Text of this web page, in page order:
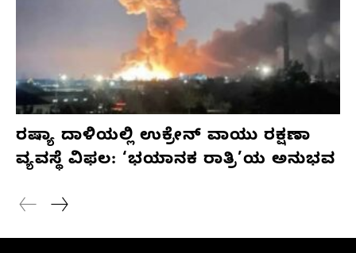
ರಷ್ಯಾ ದಾಳಿಯಲ್ಲಿ ಉಕ್ರೇನ್ ವಾಯು ರಕ್ಷಣಾ
ವ್ಯವಸ್ಥೆ ವಿಫಲ: ‘ಭಯಾನಕ ರಾತ್ರಿ’ಯ ಅನುಭವ